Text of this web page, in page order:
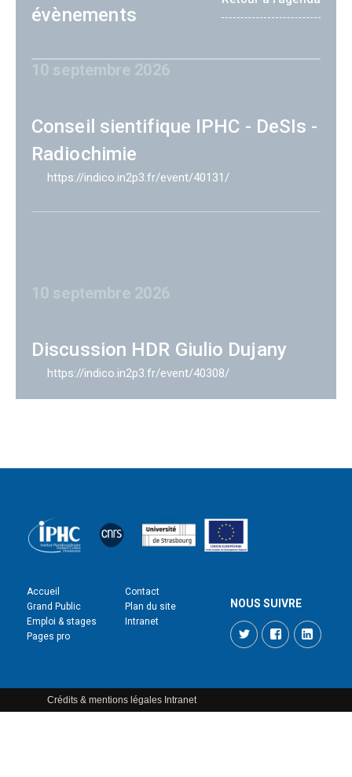
évènements
10 septembre 2026
Conseil sientifique IPHC - DeSIs -
Radiochimie
https://indico.in2p3.fr/event/40131/
10 septembre 2026
Discussion HDR Giulio Dujany
https://indico.in2p3.fr/event/40308/
Accueil
Grand Public
Emploi & stages
Pages pro
Contact
Plan du site
Intranet
NOUS SUIVRE
TwitterFacebook
Crédits & mentions légales Intranet